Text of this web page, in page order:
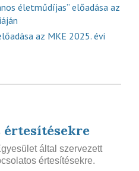
életműdíjas” előadása az
az MKE 2025. évi
értesítésekre
által szervezett
értesítésekre.